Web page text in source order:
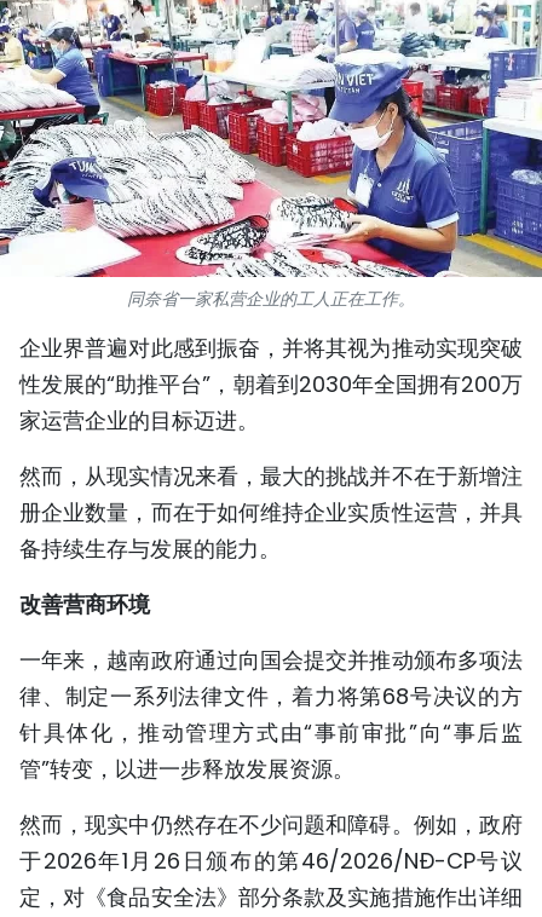
国际
旅游
友谊桥梁
史海
多功能媒体
图表新闻
图库
人民报社简介
ENGLISH
FRANÇAIS
РУССКИЙ
ESPAÑOL
同奈省一家私营企业的工人正在工作。
企业界普遍对此感到振奋，并将其视为推动实现突破
性发展的“助推平台”，朝着到2030年全国拥有200万
家运营企业的目标迈进。
然而，从现实情况来看，最大的挑战并不在于新增注
册企业数量，而在于如何维持企业实质性运营，并具
备持续生存与发展的能力。
改善营商环境
一年来，越南政府通过向国会提交并推动颁布多项法
律、制定一系列法律文件，着力将第68号决议的方
针具体化，推动管理方式由“事前审批”向“事后监
管”转变，以进一步释放发展资源。
然而，现实中仍然存在不少问题和障碍。例如，政府
于2026年1月26日颁布的第46/2026/NĐ-CP号议
定，对《食品安全法》部分条款及实施措施作出详细